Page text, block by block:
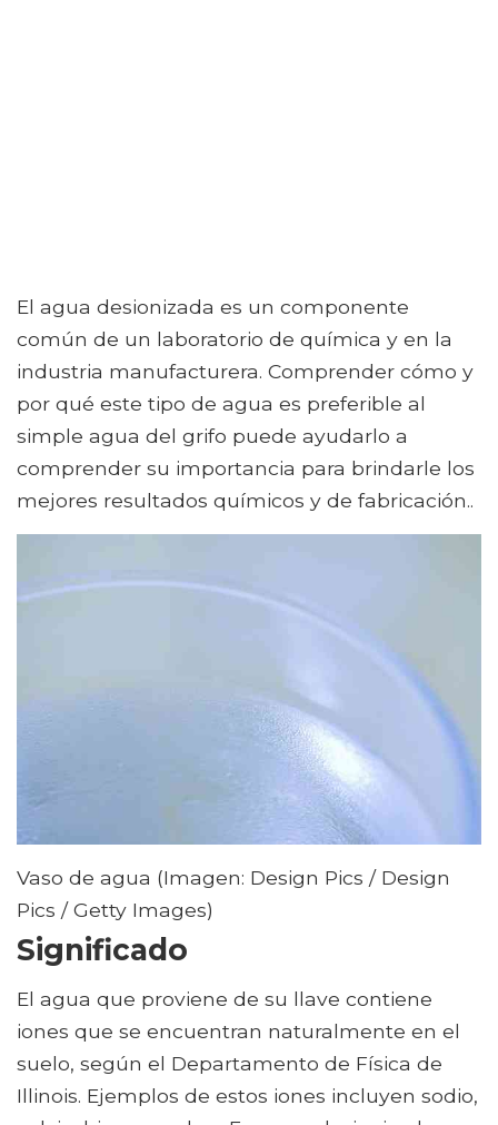
El agua desionizada es un componente
común de un laboratorio de química y en la
industria manufacturera. Comprender cómo y
por qué este tipo de agua es preferible al
simple agua del grifo puede ayudarlo a
comprender su importancia para brindarle los
mejores resultados químicos y de fabricación..
Vaso de agua (Imagen: Design Pics / Design
Pics / Getty Images)
Significado
El agua que proviene de su llave contiene
iones que se encuentran naturalmente en el
suelo, según el Departamento de Física de
Illinois. Ejemplos de estos iones incluyen sodio,